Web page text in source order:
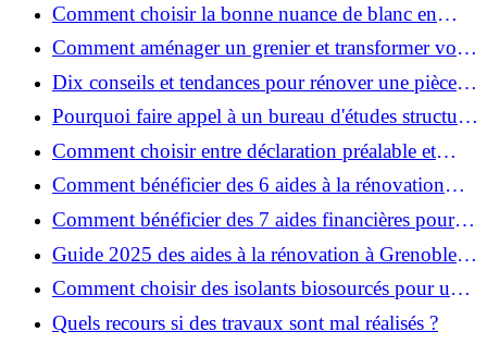
Comment choisir la bonne nuance de blanc en
décoration et éviter les pièges ?
Comment aménager un grenier et transformer vos
combles en espace habitable ?
Dix conseils et tendances pour rénover une pièce
de la maison
Pourquoi faire appel à un bureau d'études structure
pour garantir la sécurité de vos rénovations ?
Comment choisir entre déclaration préalable et
permis de construire pour vos travaux ?
Comment bénéficier des 6 aides à la rénovation
énergétique à Grenoble ?
Comment bénéficier des 7 aides financières pour la
rénovation énergétique à Voiron ?
Guide 2025 des aides à la rénovation à Grenoble et
Voiron : MaPrimeRénov’, CEE, aides locales
Comment choisir des isolants biosourcés pour une
rénovation écologique ?
Quels recours si des travaux sont mal réalisés ?